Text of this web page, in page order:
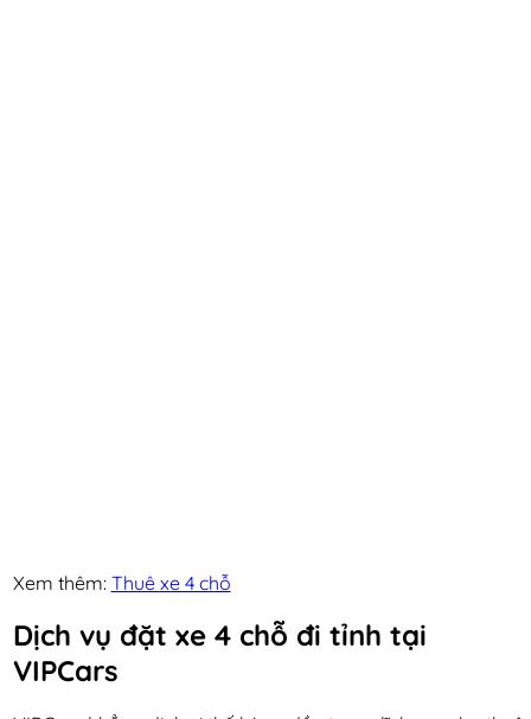
Xem thêm: Thuê xe 4 chỗ
Dịch vụ đặt xe 4 chỗ đi tỉnh tại
VIPCars